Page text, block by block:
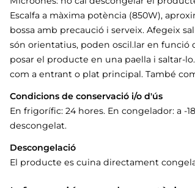
Microones: no cal descongelar el
Escalfa a màxima potència (850W),
bossa amb precaució i serveix. Afegeix
són orientatius, poden oscil.lar en funció
posar el producte en una paella i saltar-
com a entrant o plat principal. També
Condicions de conservació i/o d'ús
En frigorífic: 24 hores. En congelador: a -
descongelat.
Descongelació
El producte es cuina directament